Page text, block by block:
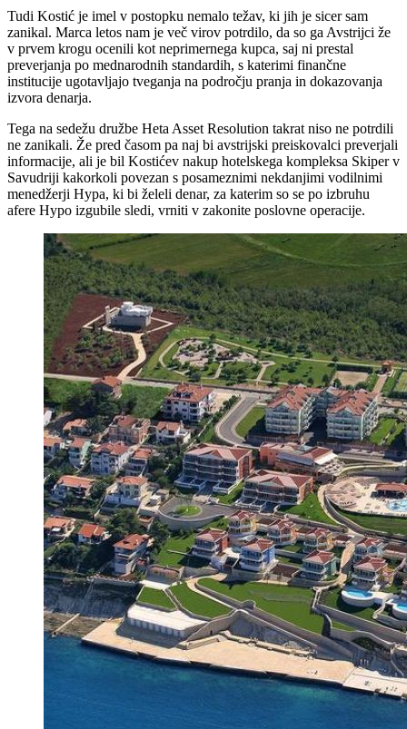
Tudi Kostić je imel v postopku nemalo težav, ki jih je sicer sam
zanikal. Marca letos nam je več virov potrdilo, da so ga Avstrijci že
v prvem krogu ocenili kot neprimernega kupca, saj ni prestal
preverjanja po mednarodnih standardih, s katerimi finančne
institucije ugotavljajo tveganja na področju pranja in dokazovanja
izvora denarja.
Tega na sedežu družbe Heta Asset Resolution takrat niso ne potrdili
ne zanikali. Že pred časom pa naj bi avstrijski preiskovalci preverjali
informacije, ali je bil Kostićev nakup hotelskega kompleksa Skiper v
Savudriji kakorkoli povezan s posameznimi nekdanjimi vodilnimi
menedžerji Hypa, ki bi želeli denar, za katerim so se po izbruhu
afere Hypo izgubile sledi, vrniti v zakonite poslovne operacije.